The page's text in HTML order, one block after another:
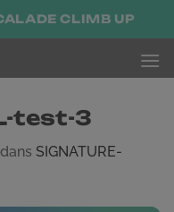
CLIMB UP
test-3
dans SIGNATURE-